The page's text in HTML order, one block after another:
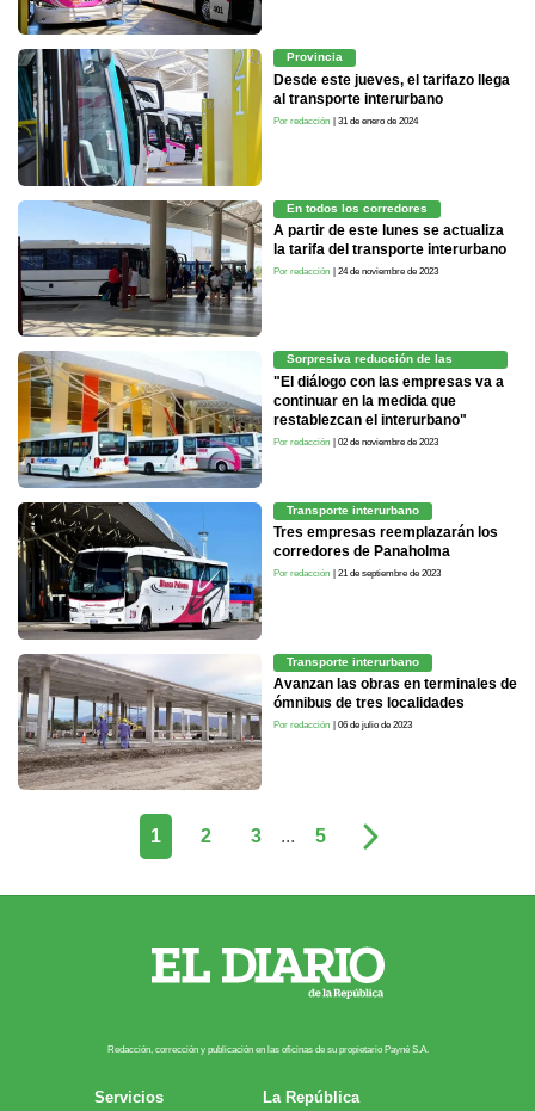
Provincia
Desde este jueves, el tarifazo llega
al transporte interurbano
Por redacción | 31 de enero de 2024
En todos los corredores
A partir de este lunes se actualiza
la tarifa del transporte interurbano
Por redacción | 24 de noviembre de 2023
Sorpresiva reducción de las
frecuencias
"El diálogo con las empresas va a
continuar en la medida que
restablezcan el interurbano"
Por redacción | 02 de noviembre de 2023
Transporte interurbano
Tres empresas reemplazarán los
corredores de Panaholma
Por redacción | 21 de septiembre de 2023
Transporte interurbano
Avanzan las obras en terminales de
ómnibus de tres localidades
Por redacción | 06 de julio de 2023
1 2 3 ... 5
Redacción, corrección y publicación en las oficinas de su propietario Payn​é S.A.
Servicios
La República